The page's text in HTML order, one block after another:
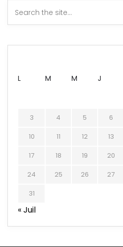
L
M M J
3
4 5 6
10
11 12 13
17
18 19 20
24
25 26 27
31
« Juil